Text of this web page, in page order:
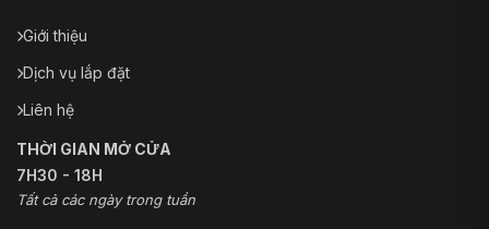
Giới thiệu
Dịch vụ lắp đặt
Liên hệ
THỜI GIAN MỞ CỬA
7H30 - 18H
Tất cả các ngày trong tuần